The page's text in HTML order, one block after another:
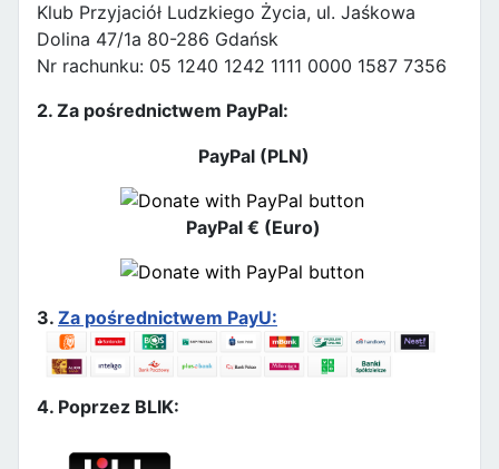
Klub Przyjaciół Ludzkiego Życia, ul. Jaśkowa
Dolina 47/1a 80-286 Gdańsk
Nr rachunku: 05 1240 1242 1111 0000 1587 7356
2. Za pośrednictwem PayPal:
PayPal (PLN)
PayPal € (Euro)
3. Za pośrednictwem PayU:
4. Poprzez BLIK: